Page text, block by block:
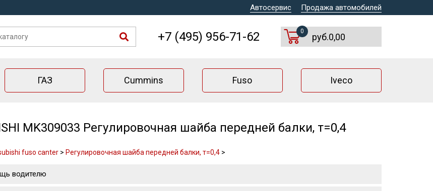
Автосервис Продажа автомобилей
+7 (495) 956-71-62 0
руб.0,00
ГАЗ Cummins Fuso Iveco
MK309033 Регулировочная шайба передней балки, т=0,4
fuso canter> Регулировочная шайба передней балки, т=0,4>
водителю